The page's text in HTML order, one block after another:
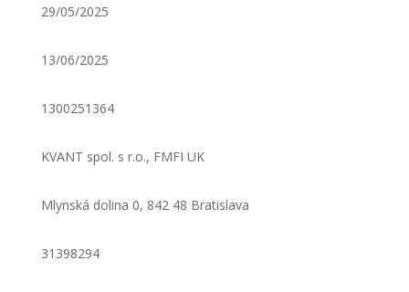
29/05/2025
13/06/2025
1300251364
KVANT spol. s r.o., FMFI UK
Mlynská dolina 0, 842 48 Bratislava
31398294